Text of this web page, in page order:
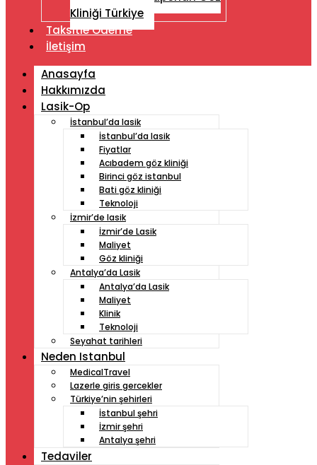
Kliniği Türkiye
Taksitle Ödeme
İletişim
Anasayfa
Hakkımızda
Lasik-Op
İstanbul’da lasik
İstanbul’da lasik
Fiyatlar
Acıbadem göz kliniği
Birinci göz istanbul
Bati göz kliniği
Teknoloji
İzmir’de lasik
İzmir’de Lasik
Maliyet
Göz kliniği
Antalya’da Lasik
Antalya’da Lasik
Maliyet
Klinik
Teknoloji
Seyahat tarihleri
Neden Istanbul
MedicalTravel
Lazerle giris gercekler
Türkiye’nin şehirleri
İstanbul şehri
İzmir şehri
Antalya şehri
Tedaviler